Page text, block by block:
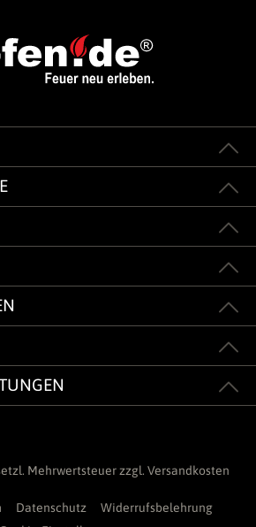
Mehrwertsteuer zzgl. Versandkosten
Datenschutz
Widerrufsbelehrung